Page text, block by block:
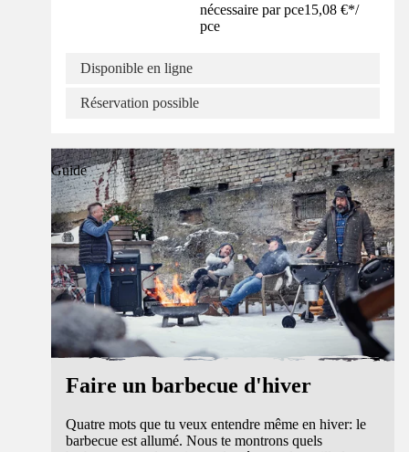
nécessaire par pce15,08 €*/
pce
Disponible en ligne
Réservation possible
Guide
Faire un barbecue d'hiver
Quatre mots que tu veux entendre même en hiver: le
barbecue est allumé. Nous te montrons quels